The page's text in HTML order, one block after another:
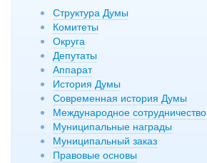
Структура Думы
Комитеты
Округа
Депутаты
Аппарат
История Думы
Современная история Думы
Международное сотрудничество
Муниципальные награды
Муниципальный заказ
Правовые основы